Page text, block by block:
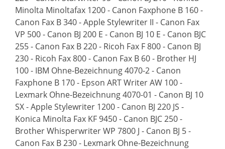
Minolta Minoltafax 1200 - Canon Faxphone B 160 -
Canon Fax B 340 - Apple Stylewriter II - Canon Fax
VP 500 - Canon BJ 200 E - Canon BJ 10 E - Canon BJC
255 - Canon Fax B 220 - Ricoh Fax F 800 - Canon BJ
230 - Ricoh Fax 800 - Canon Fax B 60 - Brother HJ
100 - IBM Ohne-Bezeichnung 4070-2 - Canon
Faxphone B 170 - Epson ART Writer AW 100 -
Lexmark Ohne-Bezeichnung 4070-01 - Canon BJ 10
SX - Apple Stylewriter 1200 - Canon BJ 220 JS -
Konica Minolta Fax KF 9450 - Canon BJC 250 -
Brother Whisperwriter WP 7800 J - Canon BJ 5 -
Canon Fax B 230 - Lexmark Ohne-Bezeichnung